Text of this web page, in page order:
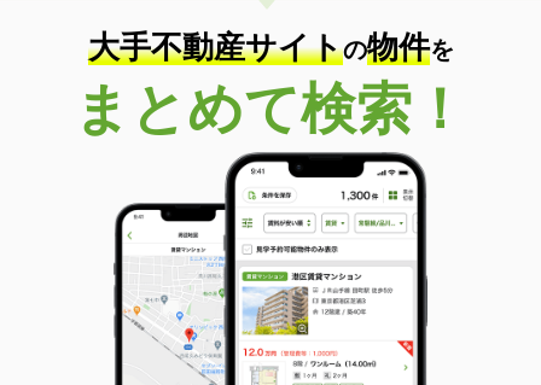
大手不動産サイトの物件を
まとめて検索！